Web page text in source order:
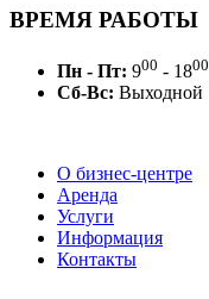
ВРЕМЯ РАБОТЫ
Пн - Пт: 900 - 1800
Сб-Вс: Выходной
О бизнес-центре
Аренда
Услуги
Информация
Контакты